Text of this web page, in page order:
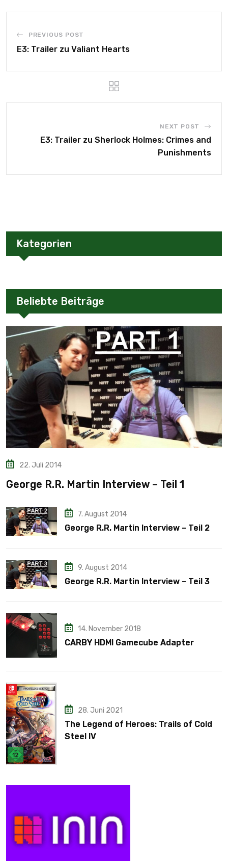
PREVIOUS POST
E3: Trailer zu Valiant Hearts
NEXT POST
E3: Trailer zu Sherlock Holmes: Crimes and
Punishments
Kategorien
Beliebte Beiträge
22. Juli 2014
George R.R. Martin Interview – Teil 1
7. August 2014
George R.R. Martin Interview – Teil 2
9. August 2014
George R.R. Martin Interview – Teil 3
14. November 2018
CARBY HDMI Gamecube Adapter
28. Juni 2021
The Legend of Heroes: Trails of Cold
Steel IV